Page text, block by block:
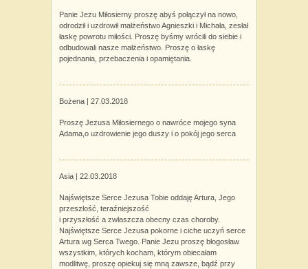
Panie Jezu Miłosierny proszę abyś połączył na nowo,
odrodził i uzdrowił małżeństwo Agnieszki i Michała, zesłał
łaskę powrotu miłości. Proszę byśmy wrócili do siebie i
odbudowali nasze małżeństwo. Proszę o łaskę
pojednania, przebaczenia i opamiętania.
Bożena | 27.03.2018
Proszę Jezusa Miłosiernego o nawróce mojego syna
Adama,o uzdrowienie jego duszy i o pokój jego serca
Asia | 22.03.2018
Najświętsze Serce Jezusa Tobie oddaję Artura, Jego
przeszłość, teraźniejszość
i przyszłość a zwłaszcza obecny czas choroby.
Najświętsze Serce Jezusa pokorne i ciche uczyń serce
Artura wg Serca Twego. Panie Jezu proszę błogosław
wszystkim, których kocham, którym obiecałam
modlitwę, proszę opiekuj się mną zawsze, bądź przy